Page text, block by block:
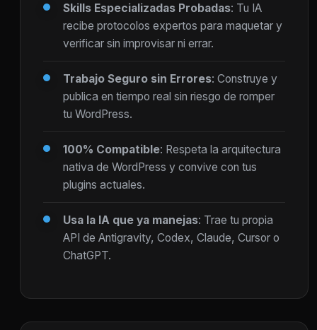
Skills Especializadas Probadas: Tu IA
recibe protocolos expertos para maquetar y
verificar sin improvisar ni errar.
Trabajo Seguro sin Errores: Construye y
publica en tiempo real sin riesgo de romper
tu WordPress.
100% Compatible: Respeta la arquitectura
nativa de WordPress y convive con tus
plugins actuales.
Usa la IA que ya manejas: Trae tu propia
API de Antigravity, Codex, Claude, Cursor o
ChatGPT.